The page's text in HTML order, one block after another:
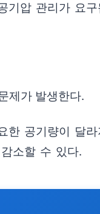
기압 관리가 요구
제가 발생한다.
한 공기량이 달
소할 수 있다.